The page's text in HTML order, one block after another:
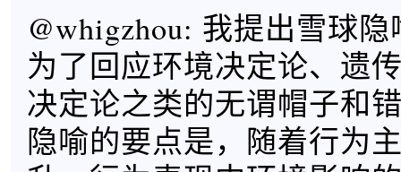
@whigzhou: 我提出雪球
为了回应环境决定论、遗
决定论之类的无谓帽子和
隐喻的要点是，随着行为